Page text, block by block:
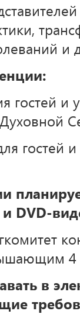
и
гостей и
гостей
DVD-
4
в